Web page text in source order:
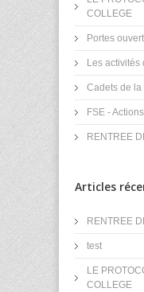
COLLEGE
Portes
Les
Cadets de la
FSE - Actions
RENTREE
Articles
RENTREE
test
LE
COLLEGE